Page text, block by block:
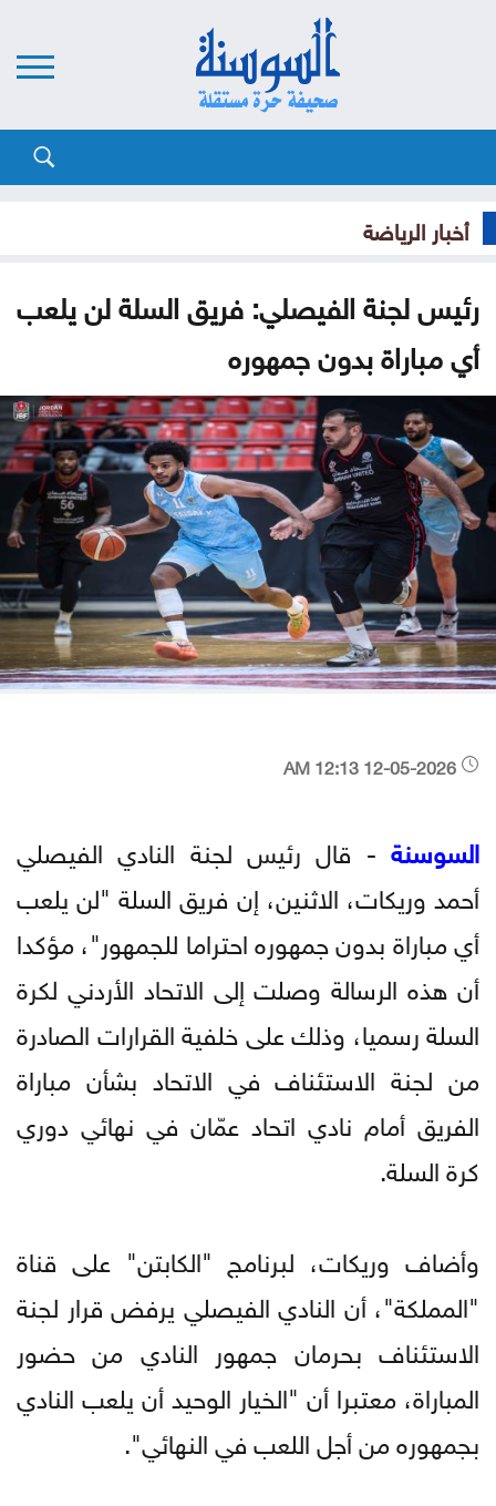
أخبار الرياضة
رئيس لجنة الفيصلي: فريق السلة لن يلعب
أي مباراة بدون جمهوره
السوسنة - قال رئيس لجنة النادي الفيصلي
أحمد وريكات، الاثنين، إن فريق السلة "لن يلعب
أي مباراة بدون جمهوره احتراما للجمهور"، مؤكدا
أن هذه الرسالة وصلت إلى الاتحاد الأردني لكرة
السلة رسميا، وذلك على خلفية القرارات الصادرة
من لجنة الاستئناف في الاتحاد بشأن مباراة
الفريق أمام نادي اتحاد عمّان في نهائي دوري
كرة السلة.
وأضاف وريكات، لبرنامج "الكابتن" على قناة
"المملكة"، أن النادي الفيصلي يرفض قرار لجنة
الاستئناف بحرمان جمهور النادي من حضور
المباراة، معتبرا أن "الخيار الوحيد أن يلعب النادي
بجمهوره من أجل اللعب في النهائي".